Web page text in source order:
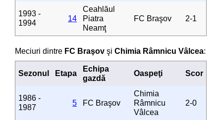
1993 -
1994
14
Ceahlăul
Piatra
Neamţ
FC Braşov 2-1
Meciuri dintre FC Braşov şiChimia Râmnicu Vâlcea:
Sezonul Etapa
Echipa
gazdă
Oaspeţi Scor
1986 -
1987
5 FC Braşov
Chimia
Râmnicu
Vâlcea
2-0